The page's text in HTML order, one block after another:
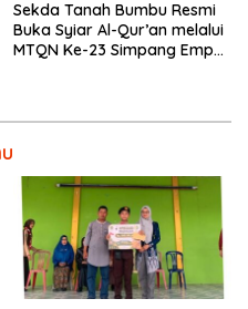
Sekda Tanah Bumbu Resmi
Buka Syiar Al-Qur’an melalui
MTQN Ke-23 Simpang Empat